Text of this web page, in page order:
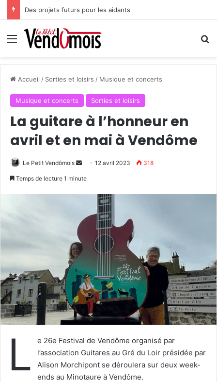
Des projets futurs pour les aidants
Menu
Accueil / Sorties et loisirs / Musique et concerts
Musique et concerts Sorties et loisirs
La guitare à l’honneur en
avril et en mai à Vendôme
Le Petit Vendômois
e
u
c
o
u
r
r
i
e
l
12 avril 2023 318
Temps de lecture 1 minute
L
e 26e Festival de Vendôme organisé par
l’association Guitares au Gré du Loir présidée par
Alison Morchipont se déroulera sur deux week-
ends au Minotaure à Vendôme.